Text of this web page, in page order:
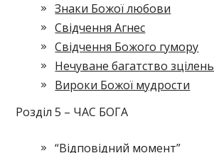
Знаки Божої любови
Свідчення Агнес
Свідчення Божого гумору
Нечуване багатство зцілень
Вироки Божої мудрости
Розділ 5 – ЧАС БОГА
“Відповідний момент”